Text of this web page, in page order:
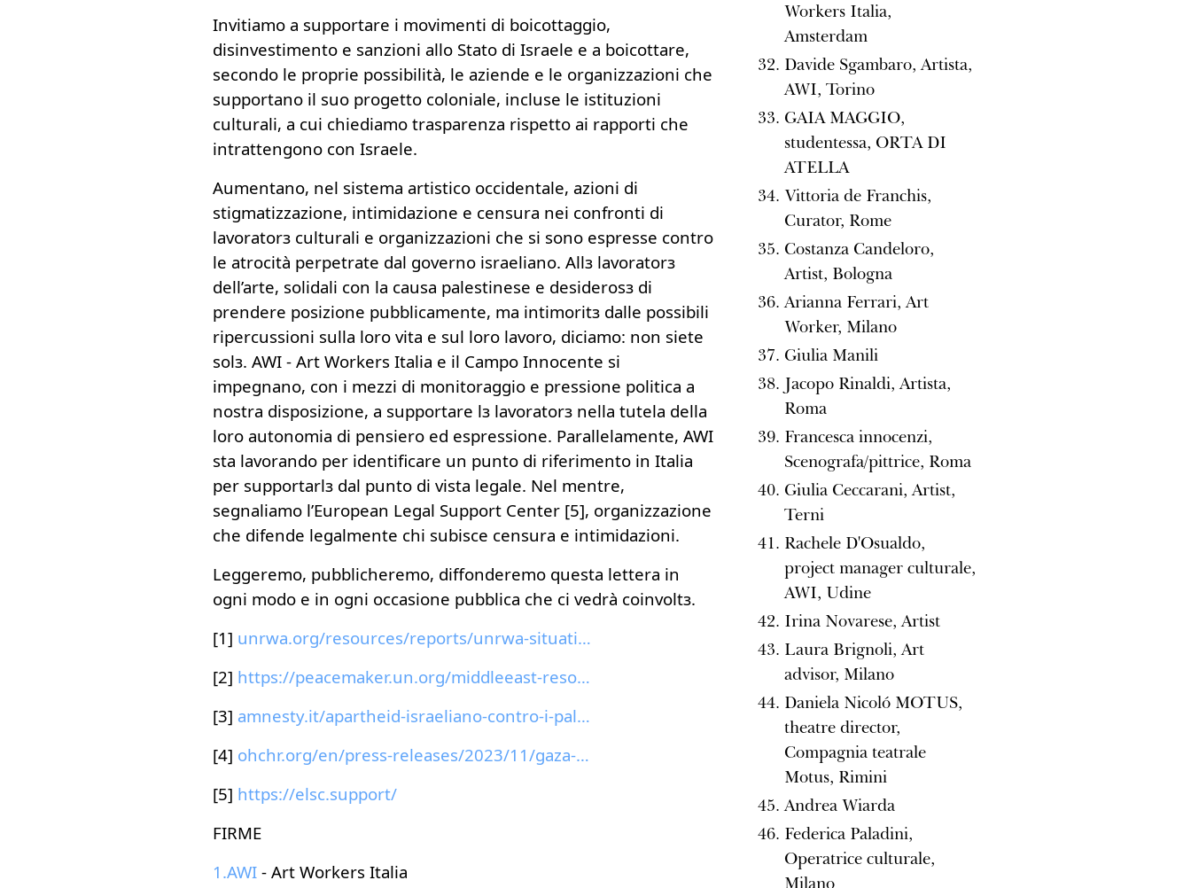
Invitiamo a supportare i movimenti di boicottaggio,
disinvestimento e sanzioni allo Stato di Israele e a boicottare,
secondo le proprie possibilità, le aziende e le organizzazioni che
supportano il suo progetto coloniale, incluse le istituzioni
culturali, a cui chiediamo trasparenza rispetto ai rapporti che
intrattengono con Israele.
Aumentano, nel sistema artistico occidentale, azioni di
stigmatizzazione, intimidazione e censura nei confronti di
lavoratorз culturali e organizzazioni che si sono espresse contro
le atrocità perpetrate dal governo israeliano. Allз lavoratorз
dell’arte, solidali con la causa palestinese e desiderosз di
prendere posizione pubblicamente, ma intimoritз dalle possibili
ripercussioni sulla loro vita e sul loro lavoro, diciamo: non siete
solз. AWI - Art Workers Italia e il Campo Innocente si
impegnano, con i mezzi di monitoraggio e pressione politica a
nostra disposizione, a supportare lз lavoratorз nella tutela della
loro autonomia di pensiero ed espressione. Parallelamente, AWI
sta lavorando per identificare un punto di riferimento in Italia
per supportarlз dal punto di vista legale. Nel mentre,
segnaliamo l’European Legal Support Center [5], organizzazione
che difende legalmente chi subisce censura e intimidazioni.
Leggeremo, pubblicheremo, diffonderemo questa lettera in
ogni modo e in ogni occasione pubblica che ci vedrà coinvoltз.
[1]
unrwa.org/resources/reports/unrwa-situation-report...
[2]
https://peacemaker.un.org/middleeast-resolution338
[3]
amnesty.it/apartheid-israeliano-contro-i-palestine...
[4]
ohchr.org/en/press-releases/2023/11/gaza-un-expert...
[5] https://elsc.support/
FIRME
1.AWI - Art Workers Italia
Workers Italia,
Amsterdam
Davide Sgambaro, Artista,
AWI, Torino
GAIA MAGGIO,
studentessa, ORTA DI
ATELLA
Vittoria de Franchis,
Curator, Rome
Costanza Candeloro,
Artist, Bologna
Arianna Ferrari, Art
Worker, Milano
Giulia Manili
Jacopo Rinaldi, Artista,
Roma
Francesca innocenzi,
Scenografa/pittrice, Roma
Giulia Ceccarani, Artist,
Terni
Rachele D'Osualdo,
project manager culturale,
AWI, Udine
Irina Novarese, Artist
Laura Brignoli, Art
advisor, Milano
Daniela Nicoló MOTUS,
theatre director,
Compagnia teatrale
Motus, Rimini
Andrea Wiarda
Federica Paladini,
Operatrice culturale,
Milano